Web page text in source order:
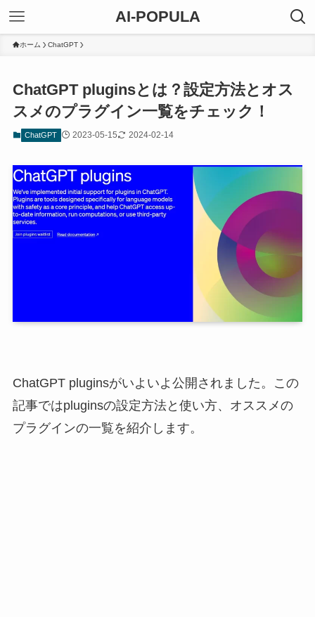
AI-POPULA
ホーム ChatGPT
ChatGPT pluginsとは？設定方法とオス
スメのプラグイン一覧をチェック！
ChatGPT 2023-05-15 2024-02-14
ChatGPT pluginsがいよいよ公開されました。この
記事ではpluginsの設定方法と使い方、オススメの
プラグインの一覧を紹介します。